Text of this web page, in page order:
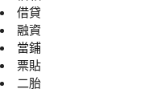
借貸
融資
當鋪
票貼
二胎